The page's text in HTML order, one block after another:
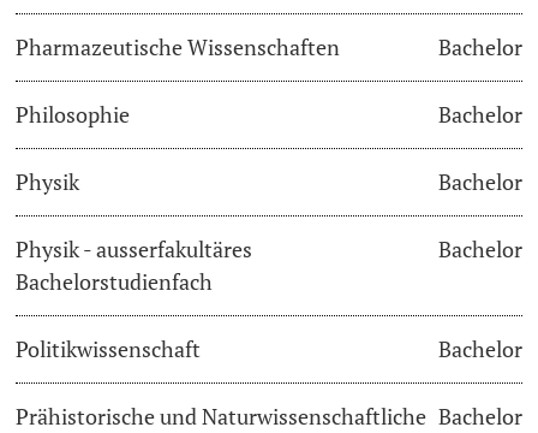
Pharmazeutische Wissenschaften Bachelor
Philosophie Bachelor
Physik Bachelor
Physik - ausserfakultäres
Bachelorstudienfach
Bachelor
Politikwissenschaft Bachelor
Prähistorische und Naturwissenschaftliche Bachelor